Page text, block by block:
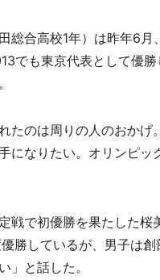
合高校1年）は昨年6月
でも東京代表として優
のは周りの人のおかげ
になりたい。オリンピッ
で初優勝を果たした桜
勝しているが、男子は
」と話した。